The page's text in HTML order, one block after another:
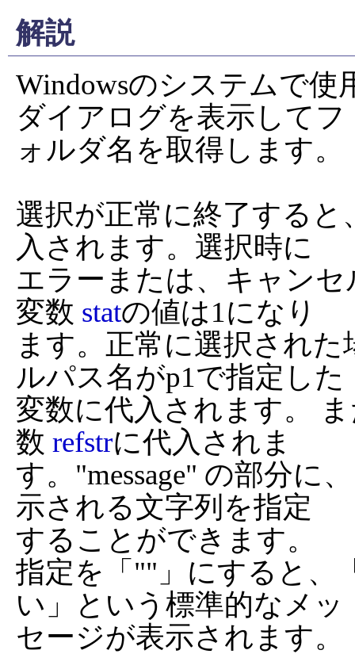
解説
Windowsのシステムで
ダイアログを表示してフ
ォルダ名を取得します。
選択が正常に終了する
入されます。選択時に
エラーまたは、キャン
変数 statの値は1になり
ます。正常に選択され
ルパス名がp1で指定した
変数に代入されます。
数 refstrに代入されま
す。"message" の部分に
示される文字列を指定
することができます。
指定を「""」にすると、
い」という標準的なメッ
セージが表示されます。